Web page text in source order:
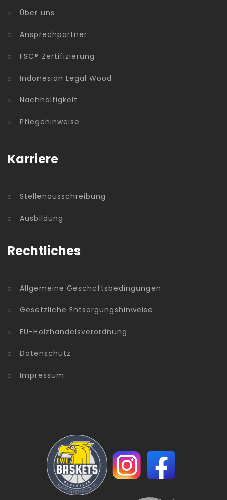
Über uns
Ansprechpartner
FSC® Zertifizierung
Indonesian Legal Wood
Nachhaltigkeit
Pflegehinweise
Karriere
Stellenausschreibung
Ausbildung
Rechtliches
Allgemeine Geschäftsbedingungen
Gesetzliche Entsorgungshinweise
EU-Holzhandelsverordnung
Datenschutz
Impressum